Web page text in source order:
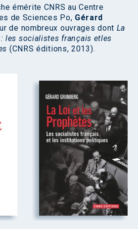
émérite CNRS au Centre
de Sciences Po, Gérard
de nombreux ouvrages dont La
les socialistes français etles
(CNRS éditions, 2013).